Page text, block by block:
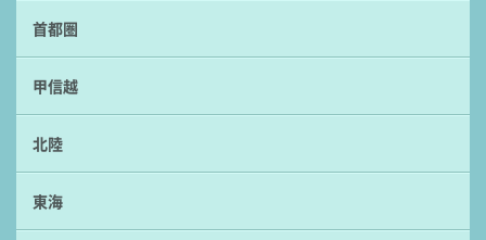
首都圏
甲信越
北陸
東海